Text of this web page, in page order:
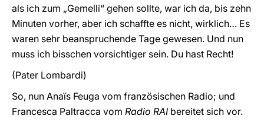
als ich zum „Gemelli“ gehen sollte, war ich da, bis zehn
Minuten vorher, aber ich schaffte es nicht, wirklich… Es
waren sehr beanspruchende Tage gewesen. Und nun
muss ich bisschen vorsichtiger sein. Du hast Recht!
(Pater Lombardi)
So, nun Anaïs Feuga vom französischen Radio; und
Francesca Paltracca vom Radio RAI bereitet sich vor.